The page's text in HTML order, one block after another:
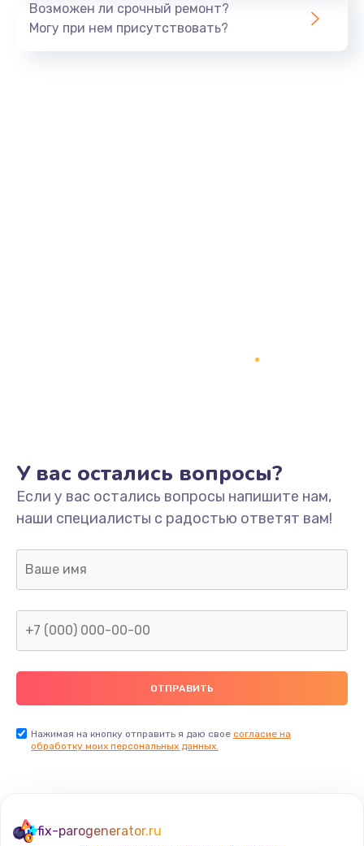
820 руб.
Ремонт кнопки
550 руб.
Заказать
370 руб.
Заказать
Замена датчиков
580 руб.
Заказать
Комплексная чистка
Возможен ли срочный ремонт?
Могу при нем присутствовать?
У вас остались вопросы?
Если у вас остались вопросы напишите нам,
наши специалисты с радостью ответят вам!
Нажимая на кнопку отправить я даю свое согласие на
обработку моих персональных данных.
fix-parogenerator.ru